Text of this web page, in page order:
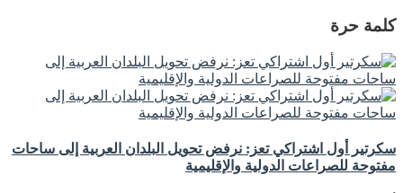
كلمة حرة
سكرتير أول اشتراكي تعز: نرفض تحويل البلدان العربية إلى ساحات
مفتوحة للصراعات الدولية والإقليمية